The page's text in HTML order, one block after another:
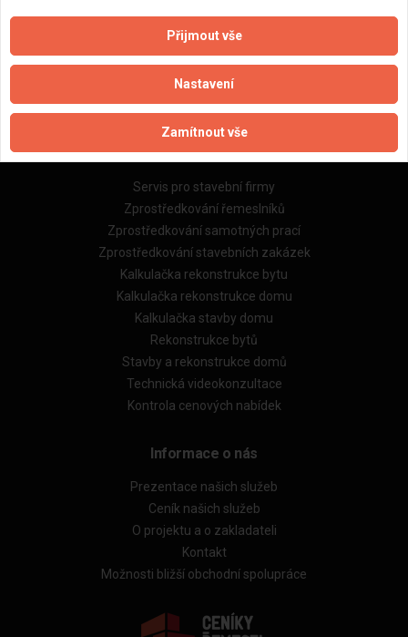
Zásady pro používání souborů cookie
Obchodní podmínky (zprostředkování)
Obchodní podmínky (rozpočtování)
Reference
Naše excelové tabulky online
Naše služby
Servis pro stavební firmy
Zprostředkování řemeslníků
Zprostředkování samotných prací
Zprostředkování stavebních zakázek
Kalkulačka rekonstrukce bytu
Kalkulačka rekonstrukce domu
Kalkulačka stavby domu
Rekonstrukce bytů
Stavby a rekonstrukce domů
Technická videokonzultace
Kontrola cenových nabídek
Informace o nás
Prezentace našich služeb
Ceník našich služeb
O projektu a o zakladateli
Kontakt
Možnosti bližší obchodní spolupráce
Přijmout vše
Nastavení
Zamítnout vše